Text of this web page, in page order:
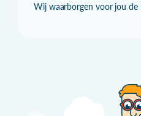
Wij waarborgen voor jou de